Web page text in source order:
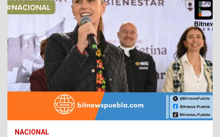
NACIONAL